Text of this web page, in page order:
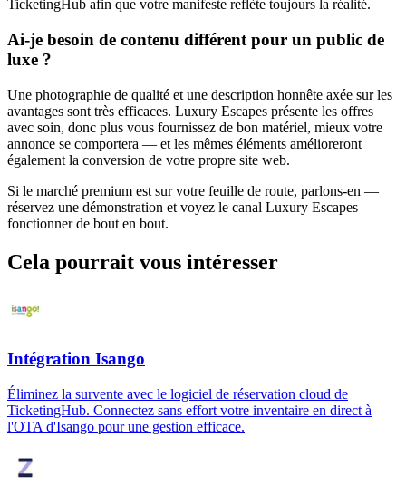
TicketingHub afin que votre manifeste reflète toujours la réalité.
Ai-je besoin de contenu différent pour un public de
luxe ?
Une photographie de qualité et une description honnête axée sur les
avantages sont très efficaces. Luxury Escapes présente les offres
avec soin, donc plus vous fournissez de bon matériel, mieux votre
annonce se comportera — et les mêmes éléments amélioreront
également la conversion de votre propre site web.
Si le marché premium est sur votre feuille de route, parlons-en —
réservez une démonstration et voyez le canal Luxury Escapes
fonctionner de bout en bout.
Cela pourrait vous intéresser
Intégration Isango
Éliminez la survente avec le logiciel de réservation cloud de
TicketingHub. Connectez sans effort votre inventaire en direct à
l'OTA d'Isango pour une gestion efficace.